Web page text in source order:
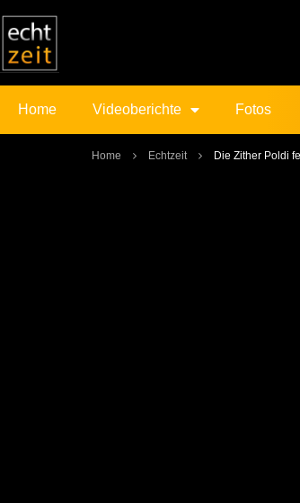
Home Videoberichte Fotos
Home Echtzeit Die Zither Poldi